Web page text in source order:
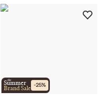
the
Summer
Brand Sale -25%